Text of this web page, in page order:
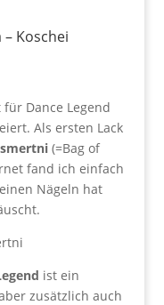
Koschei
Dance Legend
Als ersten Lack
(=Bag of
fand ich einfach
Nägeln hat
ist ein
zusätzlich auch